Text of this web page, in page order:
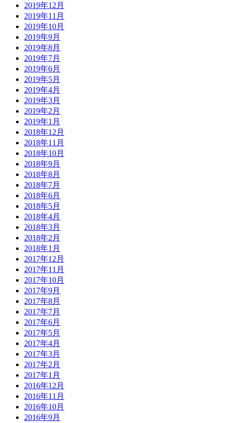
2019年12月
2019年11月
2019年10月
2019年9月
2019年8月
2019年7月
2019年6月
2019年5月
2019年4月
2019年3月
2019年2月
2019年1月
2018年12月
2018年11月
2018年10月
2018年9月
2018年8月
2018年7月
2018年6月
2018年5月
2018年4月
2018年3月
2018年2月
2018年1月
2017年12月
2017年11月
2017年10月
2017年9月
2017年8月
2017年7月
2017年6月
2017年5月
2017年4月
2017年3月
2017年2月
2017年1月
2016年12月
2016年11月
2016年10月
2016年9月